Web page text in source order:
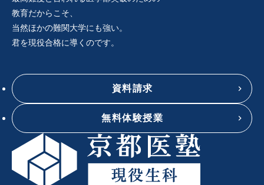
教育だからこそ、
当然ほかの難関大学にも強い。
君を現役合格に導くのです。
資料請求
無料体験授業